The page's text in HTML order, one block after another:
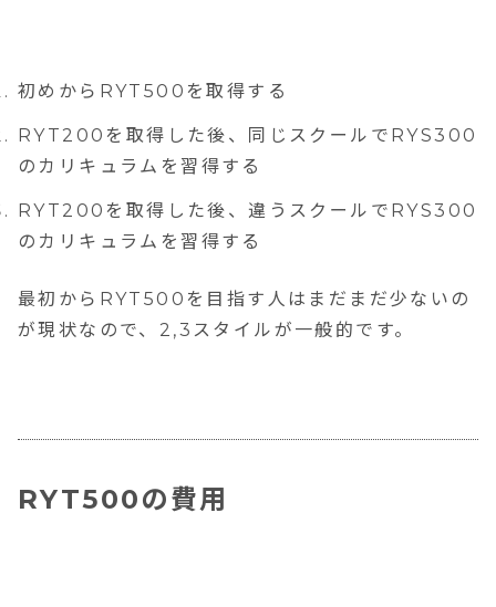
初めからRYT500を取得する
RYT200を取得した後、同じスクールでRYS300
のカリキュラムを習得する
RYT200を取得した後、違うスクールでRYS300
のカリキュラムを習得する
最初からRYT500を目指す人はまだまだ少ないの
が現状なので、2,3スタイルが一般的です。
RYT500の費用